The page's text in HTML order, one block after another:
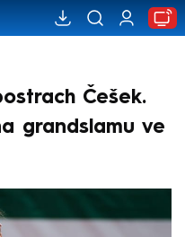
Češek.
grandslamu ve